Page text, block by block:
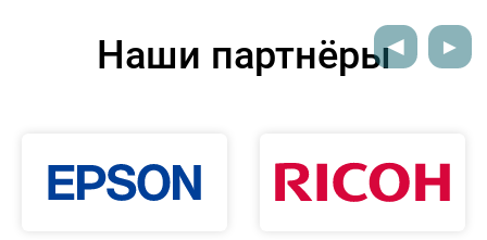
Наши партнёры